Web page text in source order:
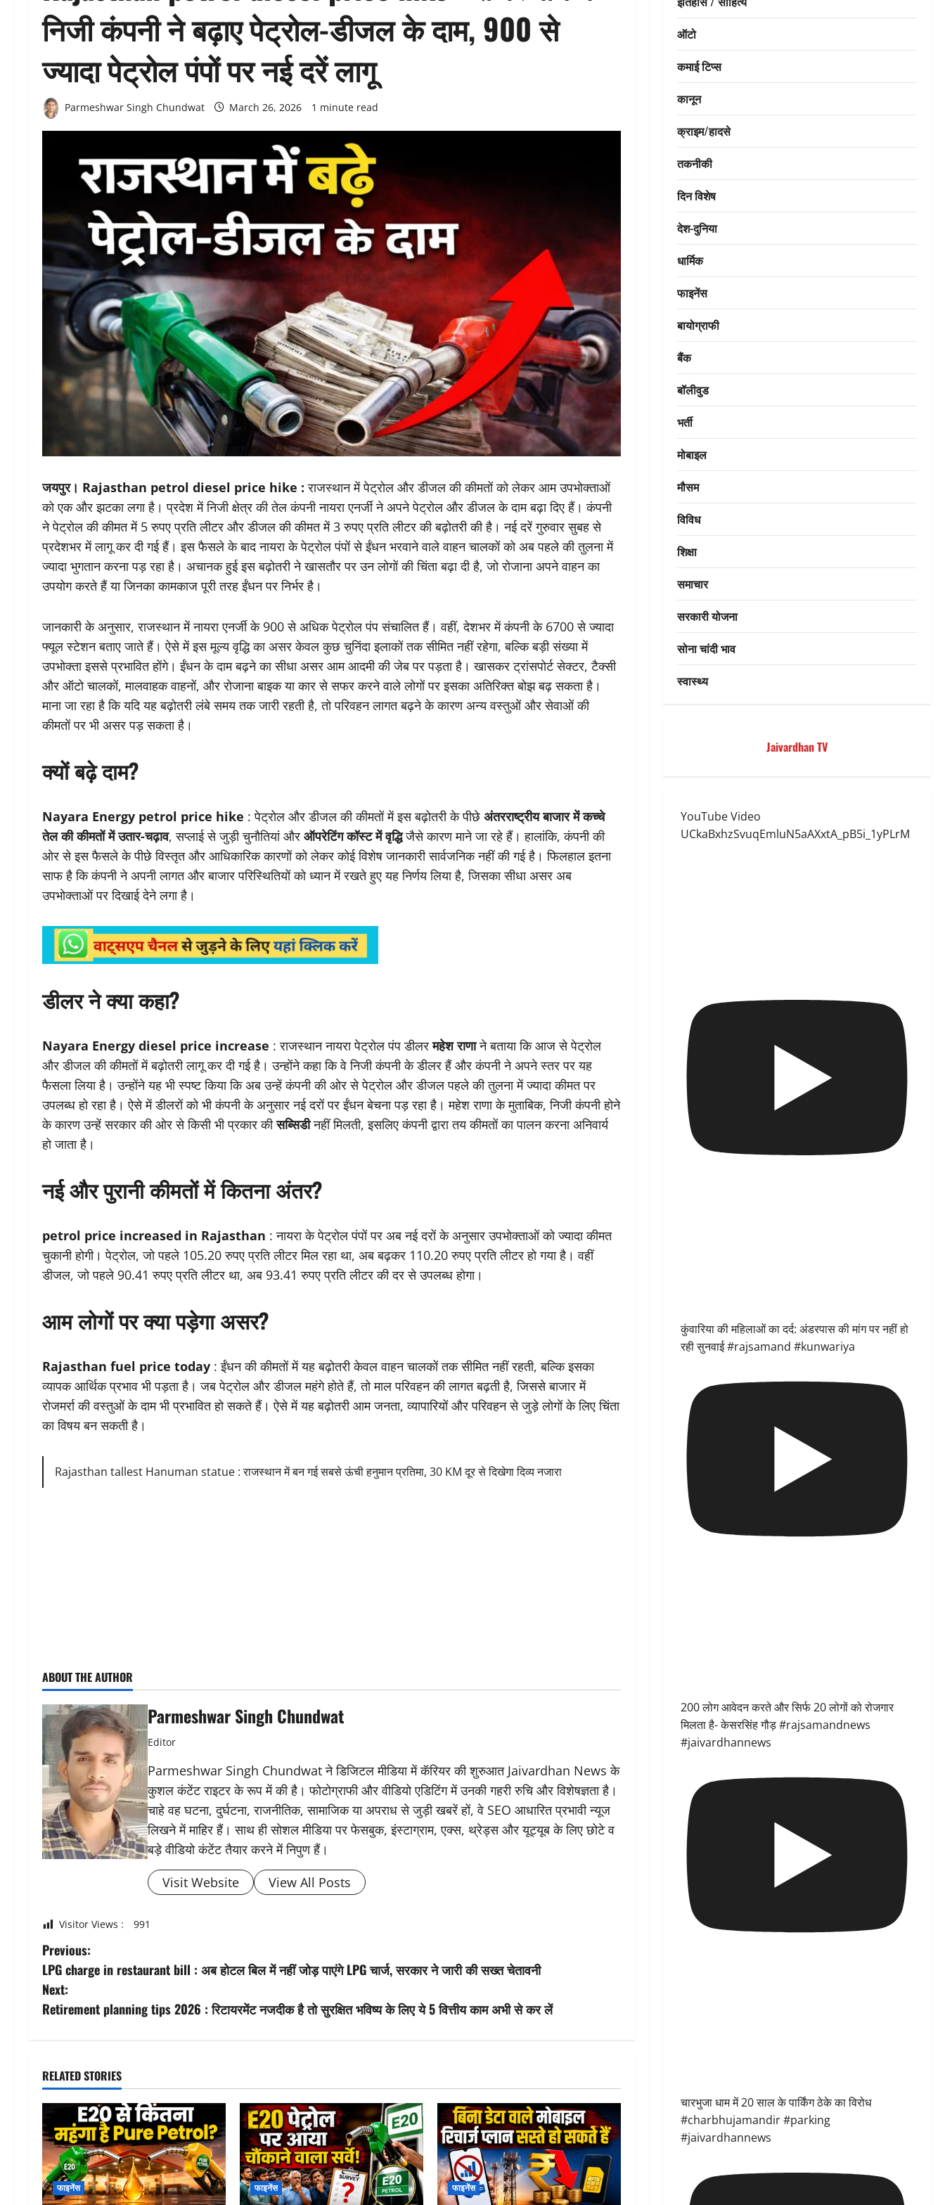
निजी कंपनी ने बढ़ाए पेट्रोल-डीजल के दाम, 900 से
ज्यादा पेट्रोल पंपों पर नई दरें लागू
Parmeshwar Singh Chundwat March 26, 2026 1 minute read
जयपुर। Rajasthan petrol diesel price hike : राजस्थान में पेट्रोल और डीजल की कीमतों को लेकर आम उपभोक्ताओं
को एक और झटका लगा है। प्रदेश में निजी क्षेत्र की तेल कंपनी नायरा एनर्जी ने अपने पेट्रोल और डीजल के दाम बढ़ा दिए हैं। कंपनी
ने पेट्रोल की कीमत में 5 रुपए प्रति लीटर और डीजल की कीमत में 3 रुपए प्रति लीटर की बढ़ोतरी की है। नई दरें गुरुवार सुबह से
प्रदेशभर में लागू कर दी गई हैं। इस फैसले के बाद नायरा के पेट्रोल पंपों से ईंधन भरवाने वाले वाहन चालकों को अब पहले की तुलना में
ज्यादा भुगतान करना पड़ रहा है। अचानक हुई इस बढ़ोतरी ने खासतौर पर उन लोगों की चिंता बढ़ा दी है, जो रोजाना अपने वाहन का
उपयोग करते हैं या जिनका कामकाज पूरी तरह ईंधन पर निर्भर है।
जानकारी के अनुसार, राजस्थान में नायरा एनर्जी के 900 से अधिक पेट्रोल पंप संचालित हैं। वहीं, देशभर में कंपनी के 6700 से ज्यादा
फ्यूल स्टेशन बताए जाते हैं। ऐसे में इस मूल्य वृद्धि का असर केवल कुछ चुनिंदा इलाकों तक सीमित नहीं रहेगा, बल्कि बड़ी संख्या में
उपभोक्ता इससे प्रभावित होंगे। ईंधन के दाम बढ़ने का सीधा असर आम आदमी की जेब पर पड़ता है। खासकर ट्रांसपोर्ट सेक्टर, टैक्सी
और ऑटो चालकों, मालवाहक वाहनों, और रोजाना बाइक या कार से सफर करने वाले लोगों पर इसका अतिरिक्त बोझ बढ़ सकता है।
माना जा रहा है कि यदि यह बढ़ोतरी लंबे समय तक जारी रहती है, तो परिवहन लागत बढ़ने के कारण अन्य वस्तुओं और सेवाओं की
कीमतों पर भी असर पड़ सकता है।
क्यों बढ़े दाम?
Nayara Energy petrol price hike : पेट्रोल और डीजल की कीमतों में इस बढ़ोतरी के पीछे अंतरराष्ट्रीय बाजार में कच्चे
तेल की कीमतों में उतार-चढ़ाव, सप्लाई से जुड़ी चुनौतियां और ऑपरेटिंग कॉस्ट में वृद्धिजैसे कारण माने जा रहे हैं। हालांकि, कंपनी की
ओर से इस फैसले के पीछे विस्तृत और आधिकारिक कारणों को लेकर कोई विशेष जानकारी सार्वजनिक नहीं की गई है। फिलहाल इतना
साफ है कि कंपनी ने अपनी लागत और बाजार परिस्थितियों को ध्यान में रखते हुए यह निर्णय लिया है, जिसका सीधा असर अब
उपभोक्ताओं पर दिखाई देने लगा है।
डीलर ने क्या कहा?
Nayara Energy diesel price increase : राजस्थान नायरा पेट्रोल पंप डीलरमहेश राणाने बताया कि आज से पेट्रोल
और डीजल की कीमतों में बढ़ोतरी लागू कर दी गई है। उन्होंने कहा कि वे निजी कंपनी के डीलर हैं और कंपनी ने अपने स्तर पर यह
फैसला लिया है। उन्होंने यह भी स्पष्ट किया कि अब उन्हें कंपनी की ओर से पेट्रोल और डीजल पहले की तुलना में ज्यादा कीमत पर
उपलब्ध हो रहा है। ऐसे में डीलरों को भी कंपनी के अनुसार नई दरों पर ईंधन बेचना पड़ रहा है। महेश राणा के मुताबिक, निजी कंपनी होने
के कारण उन्हें सरकार की ओर से किसी भी प्रकार कीसब्सिडीनहीं मिलती, इसलिए कंपनी द्वारा तय कीमतों का पालन करना अनिवार्य
हो जाता है।
नई और पुरानी कीमतों में कितना अंतर?
petrol price increased in Rajasthan : नायरा के पेट्रोल पंपों पर अब नई दरों के अनुसार उपभोक्ताओं को ज्यादा कीमत
चुकानी होगी। पेट्रोल, जो पहले 105.20 रुपए प्रति लीटर मिल रहा था, अब बढ़कर 110.20 रुपए प्रति लीटर हो गया है। वहीं
डीजल, जो पहले 90.41 रुपए प्रति लीटर था, अब 93.41 रुपए प्रति लीटर की दर से उपलब्ध होगा।
आम लोगों पर क्या पड़ेगा असर?
Rajasthan fuel price today : ईंधन की कीमतों में यह बढ़ोतरी केवल वाहन चालकों तक सीमित नहीं रहती, बल्कि इसका
व्यापक आर्थिक प्रभाव भी पड़ता है। जब पेट्रोल और डीजल महंगे होते हैं, तो माल परिवहन की लागत बढ़ती है, जिससे बाजार में
रोजमर्रा की वस्तुओं के दाम भी प्रभावित हो सकते हैं। ऐसे में यह बढ़ोतरी आम जनता, व्यापारियों और परिवहन से जुड़े लोगों के लिए चिंता
का विषय बन सकती है।
Rajasthan tallest Hanuman statue : राजस्थान में बन गई सबसे ऊंची हनुमान प्रतिमा, 30 KM दूर से दिखेगा दिव्य नजारा
ABOUT THE AUTHOR
Parmeshwar Singh Chundwat
Editor
Parmeshwar Singh Chundwat ने डिजिटल मीडिया में कॅरियर की शुरुआत Jaivardhan News के
कुशल कंटेंट राइटर के रूप में की है। फोटोग्राफी और वीडियो एडिटिंग में उनकी गहरी रुचि और विशेषज्ञता है।
चाहे वह घटना, दुर्घटना, राजनीतिक, सामाजिक या अपराध से जुड़ी खबरें हों, वे SEO आधारित प्रभावी न्यूज
लिखने में माहिर हैं। साथ ही सोशल मीडिया पर फेसबुक, इंस्टाग्राम, एक्स, थ्रेड्स और यूट्यूब के लिए छोटे व
बड़े वीडियो कंटेंट तैयार करने में निपुण हैं।
Visit Website
View All Posts
Visitor Views : 991
P
o
s
n
a
v
i
g
Previous:
LPG charge in restaurant bill : अब होटल बिल में नहीं जोड़ पाएंगे LPG चार्ज, सरकार ने जारी की सख्त चेतावनी
Next:
Retirement planning tips 2026 : रिटायरमेंट नजदीक है तो सुरक्षित भविष्य के लिए ये 5 वित्तीय काम अभी से कर लें
RELATED STORIES
फाइनेंस फाइनेंस फाइनेंस
ऑटो
कमाई टिप्स
कानून
क्राइम/हादसे
तकनीकी
दिन विशेष
देश-दुनिया
धार्मिक
फाइनेंस
बायोग्राफी
बैंक
बॉलीवुड
भर्ती
मोबाइल
मौसम
विविध
शिक्षा
समाचार
सरकारी योजना
सोना चांदी भाव
स्वास्थ्य
Jaivardhan TV
YouTube Video
UCkaBxhzSvuqEmluN5aAXxtA_pB5i_1yPLrM
कुंवारिया की महिलाओं का दर्द: अंडरपास की मांग पर नहीं हो
रही सुनवाई #rajsamand #kunwariya
200 लोग आवेदन करते और सिर्फ 20 लोगों को रोजगार
मिलता है- केसरसिंह गौड़ #rajsamandnews
#jaivardhannews
चारभुजा धाम में 20 साल के पार्किंग ठेके का विरोध
#charbhujamandir #parking
#jaivardhannews